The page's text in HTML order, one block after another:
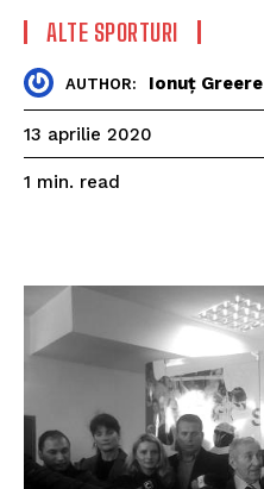
ALTE SPORTURI
AUTHOR: Ionuț Greere
13 aprilie 2020
1 min. read